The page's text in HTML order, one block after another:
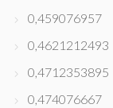
0,459076957
0,4621212493
0,4712353895
0,474076667